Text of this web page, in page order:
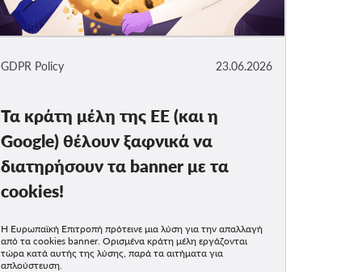
23.06.2026
GDPR Policy
Τα κράτη μέλη της ΕΕ (και η
Google) θέλουν ξαφνικά να
διατηρήσουν τα banner με τα
cookies!
Η Ευρωπαϊκή Επιτροπή πρότεινε μια λύση για την απαλλαγή
από τα cookies banner. Ορισμένα κράτη μέλη εργάζονται
τώρα κατά αυτής της λύσης, παρά τα αιτήματα για
απλούστευση.